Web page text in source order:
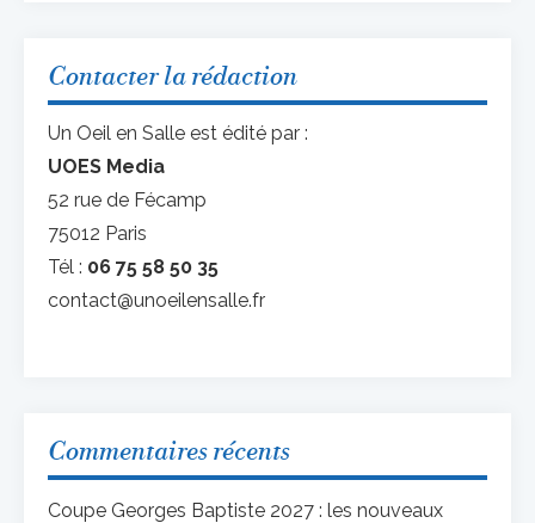
Contacter la rédaction
Un Oeil en Salle est édité par :
UOES Media
52 rue de Fécamp
75012 Paris
Tél : 06 75 58 50 35
contact@unoeilensalle.fr
Commentaires récents
Coupe Georges Baptiste 2027 : les nouveaux